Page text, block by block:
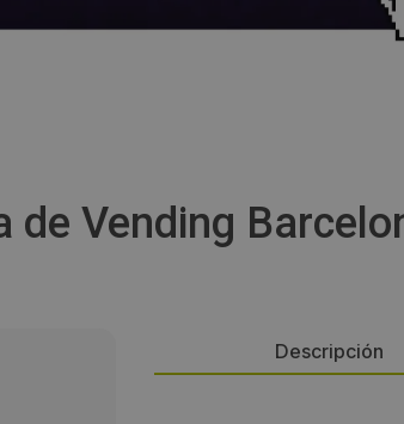
de Vending
Descripción